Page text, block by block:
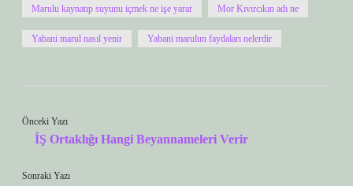
Marulu kaynatıp suyunu içmek ne işe yarar Mor Kıvırcıkın adı ne
Yabani marul nasıl yenir Yabani marulun faydaları nelerdir
Önceki Yazı
İŞ Ortaklığı Hangi Beyannameleri Verir
Sonraki Yazı